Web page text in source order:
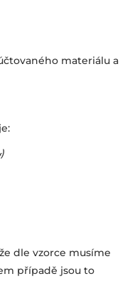
materiálu a
)
dle vzorce musíme
případě jsou to